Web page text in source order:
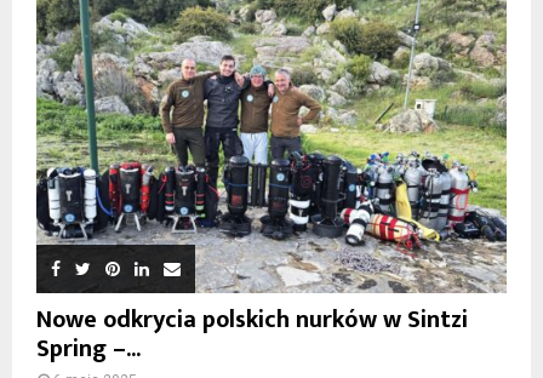
Nowe odkrycia polskich nurków w Sintzi
Spring –...